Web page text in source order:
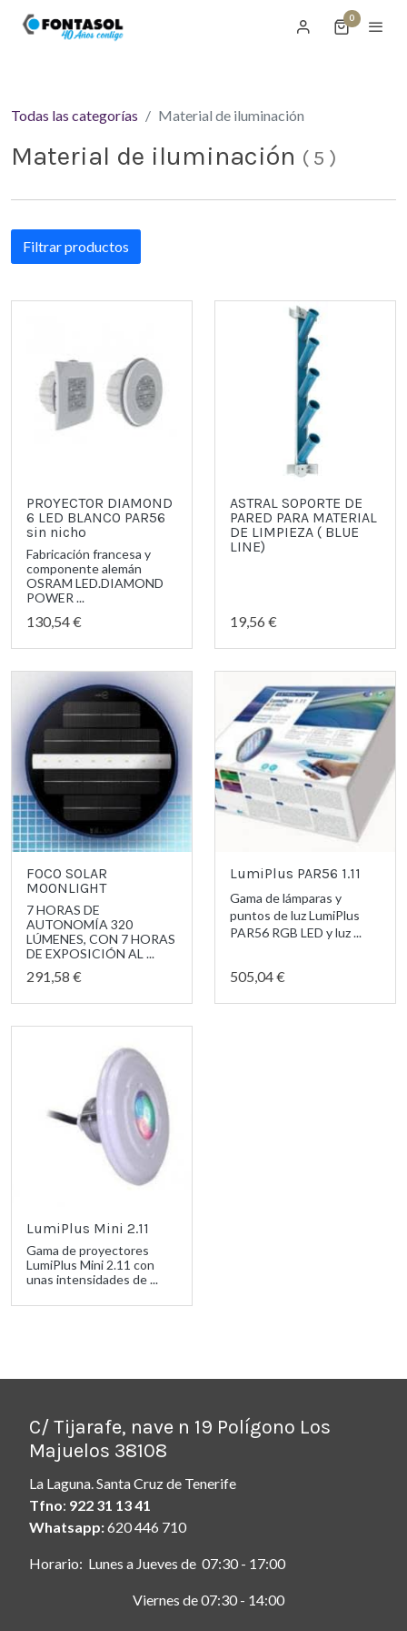
0
Todas las categorías Material de iluminación
Material de iluminación ( 5 )
Filtrar productos
PROYECTOR DIAMOND
6 LED BLANCO PAR56
sin nicho
Fabricación francesa y
componente alemán
OSRAM LED.DIAMOND
POWER ...
130,54 €
ASTRAL SOPORTE DE
PARED PARA MATERIAL
DE LIMPIEZA ( BLUE
LINE)
19,56 €
FOCO SOLAR
MOONLIGHT
7 HORAS DE
AUTONOMÍA 320
LÚMENES, CON 7 HORAS
DE EXPOSICIÓN AL ...
291,58 €
LumiPlus PAR56 1.11
Gama de lámparas y
puntos de luz LumiPlus
PAR56 RGB LED y luz ...
505,04 €
LumiPlus Mini 2.11
Gama de proyectores
LumiPlus Mini 2.11 con
unas intensidades de ...
C/ Tijarafe, nave n 19 Polígono Los
Majuelos 38108
La Laguna. Santa Cruz de Tenerife
Tfno: 922 31 13 41
Whatsapp:620 446 710
Horario: Lunes a Jueves de 07:30 - 17:00
Viernes de 07:30 - 14:00